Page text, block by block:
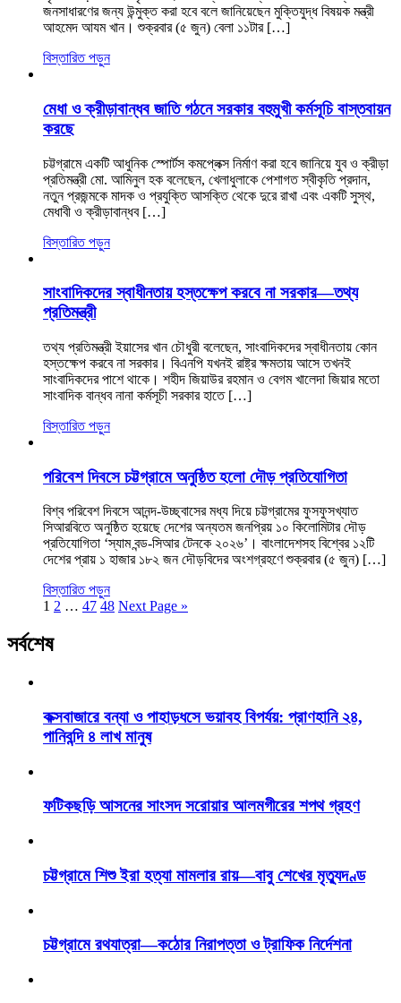
জনসাধারণের জন্য উন্মুক্ত করা হবে বলে জানিয়েছেন মুক্তিযুদ্ধ বিষয়ক মন্ত্রী
আহমেদ আযম খান। শুক্রবার (৫ জুন) বেলা ১১টার […]
বিস্তারিত পড়ুন
মেধা ও ক্রীড়াবান্ধব জাতি গঠনে সরকার বহুমুখী কর্মসূচি বাস্তবায়ন
করছে
চট্টগ্রামে একটি আধুনিক স্পোর্টস কমপ্লেক্স নির্মাণ করা হবে জানিয়ে যুব ও ক্রীড়া
প্রতিমন্ত্রী মো. আমিনুল হক বলেছেন, খেলাধুলাকে পেশাগত স্বীকৃতি প্রদান,
নতুন প্রজন্মকে মাদক ও প্রযুক্তি আসক্তি থেকে দুরে রাখা এবং একটি সুস্থ,
মেধাবী ও ক্রীড়াবান্ধব […]
বিস্তারিত পড়ুন
সাংবাদিকদের স্বাধীনতায় হস্তক্ষেপ করবে না সরকার—তথ্য
প্রতিমন্ত্রী
তথ্য প্রতিমন্ত্রী ইয়াসের খান চৌধুরী বলেছেন, সাংবাদিকদের স্বাধীনতায় কোন
হস্তক্ষেপ করবে না সরকার। বিএনপি যখনই রাষ্ট্র ক্ষমতায় আসে তখনই
সাংবাদিকদের পাশে থাকে। শহীদ জিয়াউর রহমান ও বেগম খালেদা জিয়ার মতো
সাংবাদিক বান্ধব নানা কর্মসূচী সরকার হাতে […]
বিস্তারিত পড়ুন
পরিবেশ দিবসে চট্টগ্রামে অনুষ্ঠিত হলো দৌড় প্রতিযোগিতা
বিশ্ব পরিবেশ দিবসে আনন্দ-উচ্ছ্বাসের মধ্য দিয়ে চট্টগ্রামের ফুসফুসখ্যাত
সিআরবিতে অনুষ্ঠিত হয়েছে দেশের অন্যতম জনপ্রিয় ১০ কিলোমিটার দৌড়
প্রতিযোগিতা ‘স্যাম বন্ড-সিআর টেনকে ২০২৬’। বাংলাদেশসহ বিশ্বের ১২টি
দেশের প্রায় ১ হাজার ১৮২ জন দৌড়বিদের অংশগ্রহণে শুক্রবার (৫ জুন) […]
বিস্তারিত পড়ুন
1 2 … 47 48 Next Page »
সর্বশেষ
কক্সবাজারে বন্যা ও পাহাড়ধসে ভয়াবহ বিপর্যয়: প্রাণহানি ২৪,
পানিবন্দি ৪ লাখ মানুষ
ফটিকছড়ি আসনের সাংসদ সরোয়ার আলমগীরের শপথ গ্রহণ
চট্টগ্রামে শিশু ইরা হত্যা মামলার রায়—বাবু শেখের মৃত্যুদণ্ড
চট্টগ্রামে রথযাত্রা—কঠোর নিরাপত্তা ও ট্রাফিক নির্দেশনা